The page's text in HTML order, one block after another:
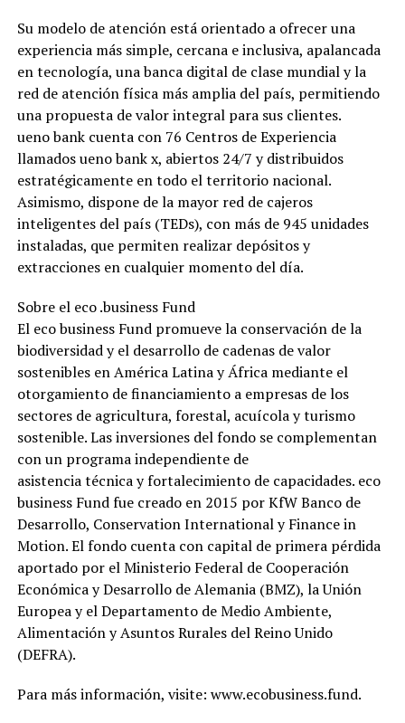
Su modelo de atención está orientado a ofrecer una
experiencia más simple, cercana e inclusiva, apalancada
en tecnología, una banca digital de clase mundial y la
red de atención física más amplia del país, permitiendo
una propuesta de valor integral para sus clientes.
ueno bank cuenta con 76 Centros de Experiencia
llamados ueno bank x, abiertos 24/7 y distribuidos
estratégicamente en todo el territorio nacional.
Asimismo, dispone de la mayor red de cajeros
inteligentes del país (TEDs), con más de 945 unidades
instaladas, que permiten realizar depósitos y
extracciones en cualquier momento del día.
Sobre el eco .business Fund
El eco business Fund promueve la conservación de la
biodiversidad y el desarrollo de cadenas de valor
sostenibles en América Latina y África mediante el
otorgamiento de financiamiento a empresas de los
sectores de agricultura, forestal, acuícola y turismo
sostenible. Las inversiones del fondo se complementan
con un programa independiente de
asistencia técnica y fortalecimiento de capacidades. eco
business Fund fue creado en 2015 por KfW Banco de
Desarrollo, Conservation International y Finance in
Motion. El fondo cuenta con capital de primera pérdida
aportado por el Ministerio Federal de Cooperación
Económica y Desarrollo de Alemania (BMZ), la Unión
Europea y el Departamento de Medio Ambiente,
Alimentación y Asuntos Rurales del Reino Unido
(DEFRA).
Para más información, visite: www.ecobusiness.fund.